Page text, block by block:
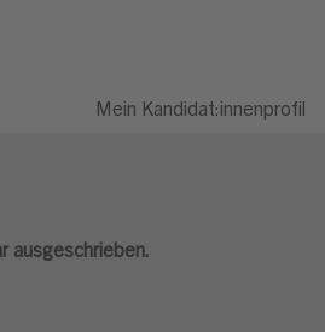
Mein Kandidat:innenprofil
ausgeschrieben.